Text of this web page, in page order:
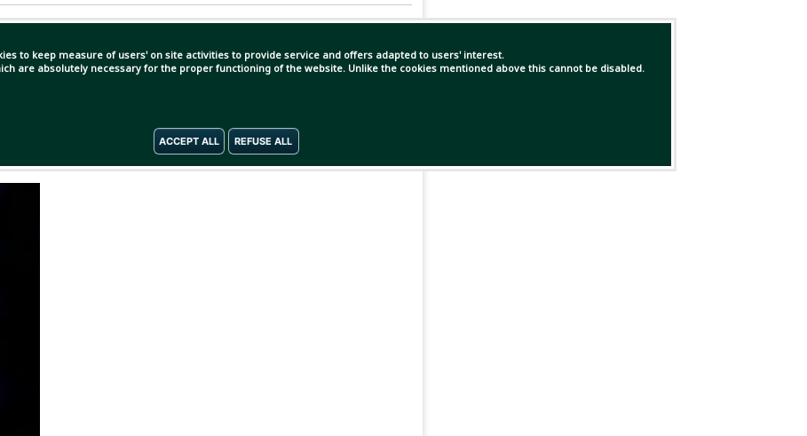
to keep measure of users' on site activities to provide service and offers adapted to users' interest.
are absolutely necessary for the proper functioning of the website. Unlike the cookies mentioned above this cannot be disabled.
ACCEPT ALL REFUSE ALL
আগে ম্যানচেস্টার সিটিতে নাম লিখিয়েছিলেন। কিন্তু একটা
ফিরলেন হেরোনিমো রুলি।